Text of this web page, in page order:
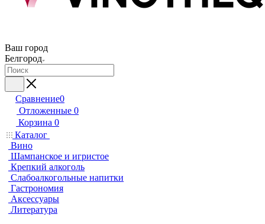
Ваш город
Белгород
Сравнение0
Отложенные 0
Корзина 0
Каталог
Вино
Шампанское и игристое
Крепкий алкоголь
Слабоалкогольные напитки
Гастрономия
Аксессуары
Литература